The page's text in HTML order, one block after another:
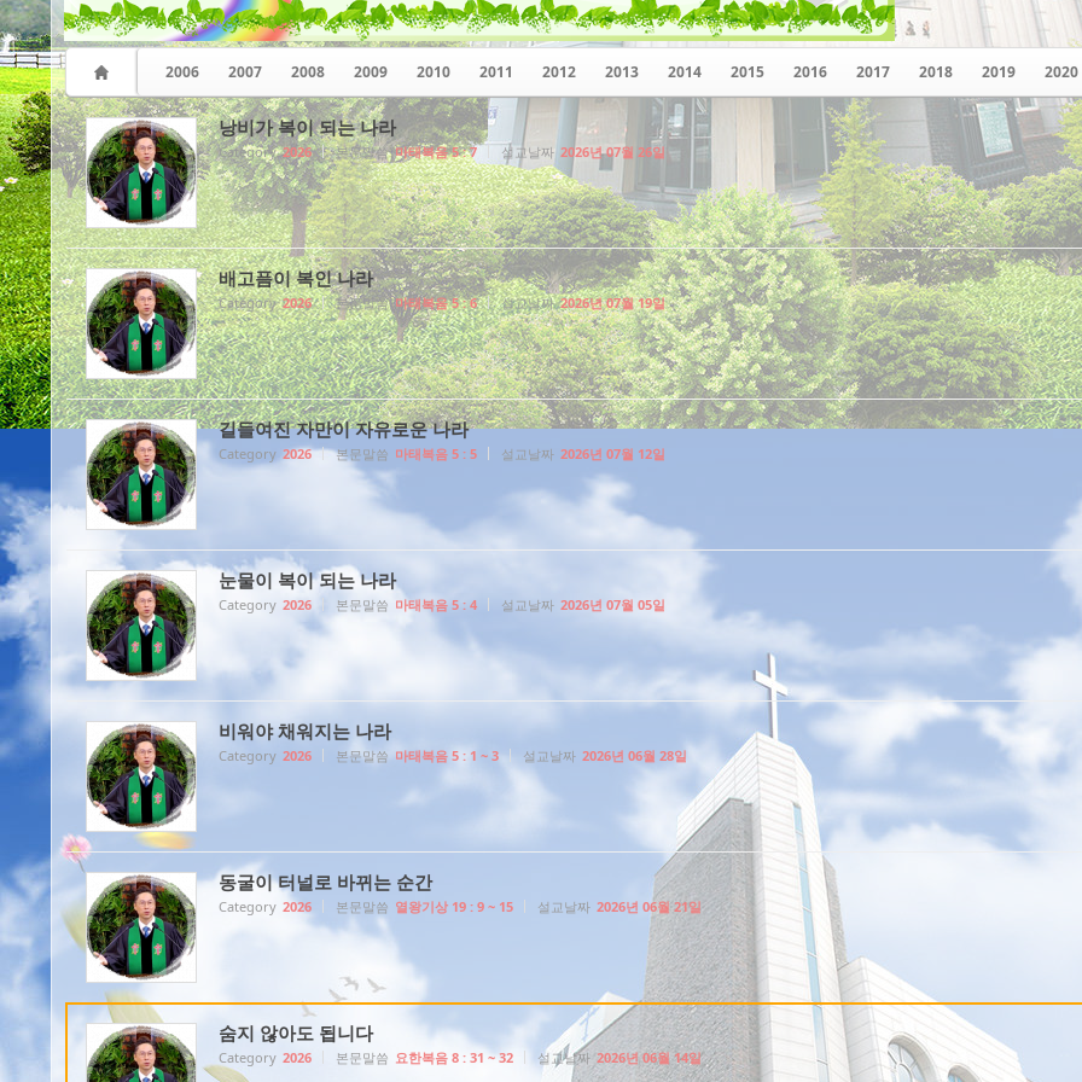
2006 2007 2008 2009 2010 2011 2012 2013 2014 2015 2016 2017 2018 2019
2020
낭비가 복이 되는 나라
Category 2026 본문말씀 마태복음 5 : 7 설교날짜 2026년 07월 26일
배고픔이 복인 나라
Category 2026 본문말씀 마태복음 5 : 6 설교날짜 2026년 07월 19일
길들여진 자만이 자유로운 나라
Category 2026 본문말씀 마태복음 5 : 5 설교날짜 2026년 07월 12일
눈물이 복이 되는 나라
Category 2026 본문말씀 마태복음 5 : 4 설교날짜 2026년 07월 05일
비워야 채워지는 나라
Category 2026 본문말씀 마태복음 5 : 1 ~ 3 설교날짜 2026년 06월 28일
동굴이 터널로 바뀌는 순간
Category 2026 본문말씀 열왕기상 19 : 9 ~ 15 설교날짜 2026년 06월 21일
숨지 않아도 됩니다
Category 2026 본문말씀 요한복음 8 : 31 ~ 32 설교날짜 2026년 06월 14일